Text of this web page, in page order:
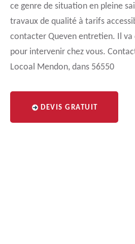
ce genre de situation en pleine
travaux de qualité à tarifs
contacter Queven entretien. Il va
pour intervenir chez vous.
Locoal Mendon, dans 56550
DEVIS GRATUIT